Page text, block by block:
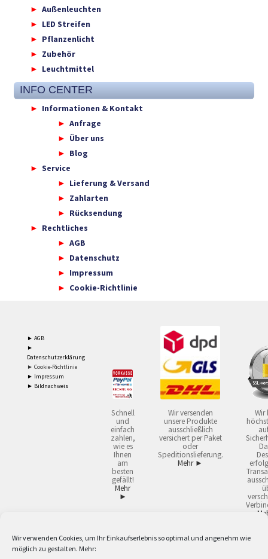
Wir verwenden Cookies, um Ihr Einkaufserlebnis so optimal und angenehm wie
möglich zu gestalten. Mehr:
Außenleuchten
LED Streifen
Pflanzenlicht
Zubehör
Leuchtmittel
INFO CENTER
Informationen & Kontakt
Anfrage
Über uns
Blog
Service
Lieferung & Versand
Zahlarten
Rücksendung
Rechtliches
AGB
Datenschutz
Impressum
Cookie-Richtlinie
► AGB
►
Datenschutzerklärung
► Cookie-Richtlinie
► Impressum
► Bildnachweis
Schnell
und
einfach
zahlen,
wie es
Ihnen
am
besten
gefällt!
Mehr
►
Wir versenden
unsere Produkte
ausschließlich
versichert per Paket
oder
Speditionslieferung.
Mehr ►
Wir
2 Lieferzeiten gelten mit Express-24.